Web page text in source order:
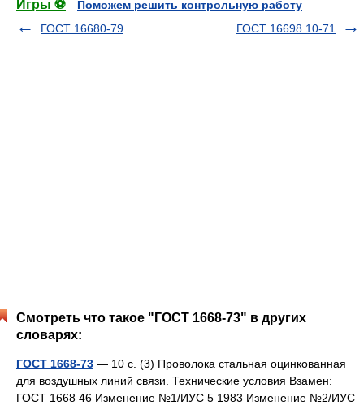
Игры ⚽
Поможем решить контрольную работу
ГОСТ 16680-79
ГОСТ 16698.10-71
Смотреть что такое "ГОСТ 1668-73" в других
словарях:
ГОСТ 1668-73 — 10 с. (3) Проволока стальная оцинкованная
для воздушных линий связи. Технические условия Взамен:
ГОСТ 1668 46 Изменение №1/ИУС 5 1983 Изменение №2/ИУС